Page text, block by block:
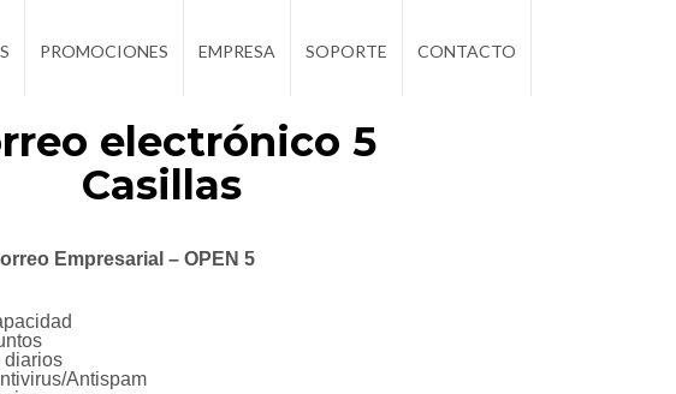
PROMOCIONES EMPRESA SOPORTE CONTACTO
electrónico 5
Casillas
Empresarial – OPEN 5
diarios
Antispam